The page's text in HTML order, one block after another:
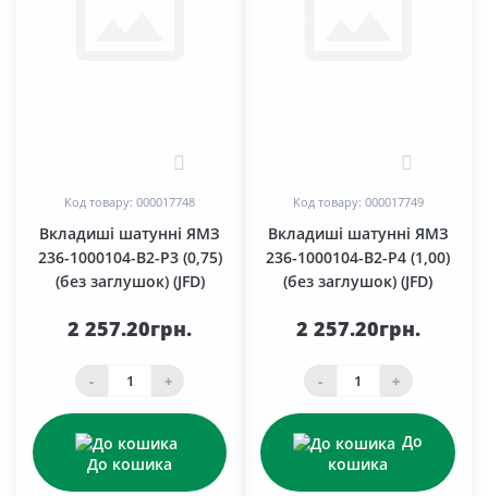
Код товару: 000017748
Вкладиші шатунні ЯМЗ
236-1000104-В2-Р3 (0,75)
(без заглушок) (JFD)
2 257.20грн.
- +
До кошика
Код товару: 000017749
Вкладиші шатунні ЯМЗ
236-1000104-В2-Р4 (1,00)
(без заглушок) (JFD)
2 257.20грн.
- +
До
кошика